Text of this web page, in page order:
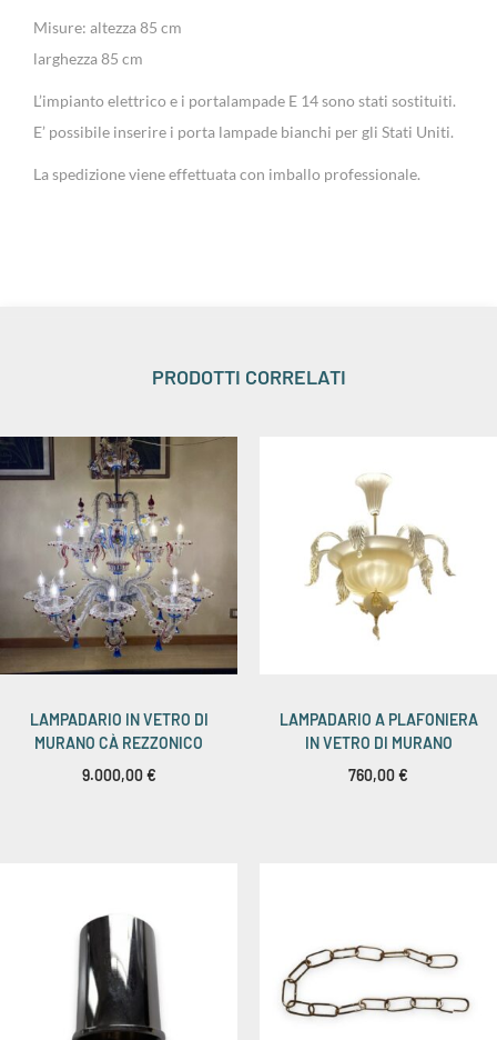
Misure: altezza 85 cm
larghezza 85 cm
L’impianto elettrico e i portalampade E 14 sono stati sostituiti.
E’ possibile inserire i porta lampade bianchi per gli Stati Uniti.
La spedizione viene effettuata con imballo professionale.
PRODOTTI CORRELATI
LAMPADARIO IN VETRO DI
MURANO CÀ REZZONICO
9.000,00€
LAMPADARIO A PLAFONIERA
IN VETRO DI MURANO
760,00€